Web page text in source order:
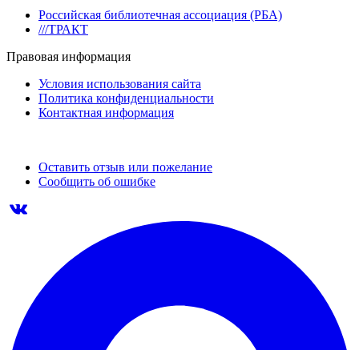
Российская библиотечная ассоциация (РБА)
///ТРАКТ
Правовая информация
Условия использования сайта
Политика конфиденциальности
Контактная информация
Оставить отзыв или пожелание
Сообщить об ошибке